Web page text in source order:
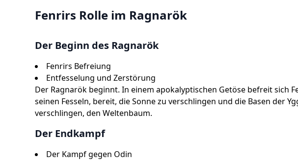
Fenrirs Rolle im Ragnarök
Der Beginn des Ragnarök
Fenrirs Befreiung
Entfesselung und Zerstörung
Der Ragnarök beginnt. In einem apokalyptischen Getöse befreit sich
seinen Fesseln, bereit, die Sonne zu verschlingen und die Basen der
verschlingen, den Weltenbaum.
Der Endkampf
Der Kampf gegen Odin